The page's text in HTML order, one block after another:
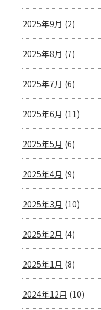
2025年9月 (2)
2025年8月 (7)
2025年7月 (6)
2025年6月 (11)
2025年5月 (6)
2025年4月 (9)
2025年3月 (10)
2025年2月 (4)
2025年1月 (8)
2024年12月 (10)